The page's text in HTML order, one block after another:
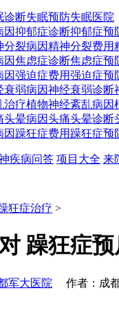
诊断失眠预防失眠医院
因抑郁症诊断抑郁症预
分裂病因精神分裂费用
因焦虑症诊断焦虑症预
因强迫症费用强迫症预
衰弱病因神经衰弱诊断
治疗植物神经紊乱病因
头晕病因头痛头晕诊断
因 躁狂症费用 躁狂症预
疾病问答 项目大全 来
狂症治疗 >
躁狂症
军大医院 作者：成